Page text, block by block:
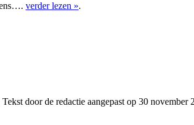
verder lezen ».
door de redactie aangepast op 30